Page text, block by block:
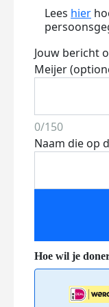
Lees hier
Jouw bericht
Meijer
0/150
Naam die op